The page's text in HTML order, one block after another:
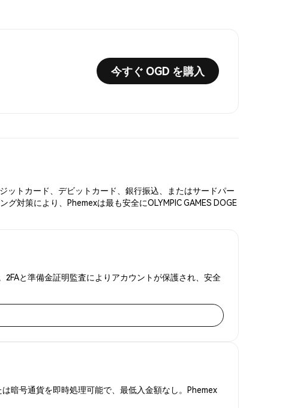
今すぐ OGD を購入
ットカード、デビットカード、銀行振込、またはサードパー
対策により、Phemexは最も安全にOLYMPIC GAMES DOGE
2FAと準備金証明監査によりアカウントが保護され、安全
暗号通貨を即時処理可能で、最低入金額なし。Phemex